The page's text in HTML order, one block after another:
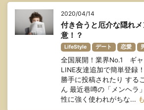
2020/04/14
付き合うと厄介な隠れ
意！？
LifeStyle デート 恋愛
全国展開！業界No.1 ギ
LINE友達追加で簡単登録
勝手に投稿されたり する
ん 最近巷噂の「メンヘラ
性に強く使われがちな...